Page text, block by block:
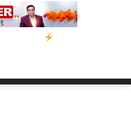
ಬೆಂಗಳೂರಿನಿಂದ ಅಸ್ಸಾಂ ಪ್ರವಾಹ